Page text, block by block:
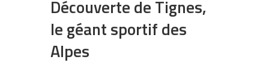
Découverte de Tignes,
le géant sportif des
Alpes